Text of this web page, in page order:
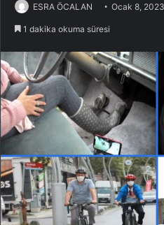
ESRA ÖCALAN Ocak 8, 2023
1 dakika okuma süresi